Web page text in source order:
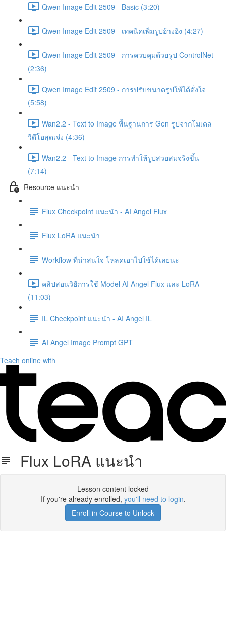
Qwen Image Edit 2509 - Basic (3:20)
Qwen Image Edit 2509 - เทคนิคเพิ่มรูปอ้างอิง (4:27)
Qwen Image Edit 2509 - การควบคุมด้วยรูป ControlNet
(2:36)
Qwen Image Edit 2509 - การปรับขนาดรูปให้ได้ดั่งใจ
(5:58)
Wan2.2 - Text to Image พื้นฐานการ Gen รูปจากโมเดล
วีดีโอสุดเจ๋ง (4:36)
Wan2.2 - Text to Image การทำให้รูปสวยสมจริงขึ้น
(7:14)
Resource แนะนำ
Flux Checkpoint แนะนำ - AI Angel Flux
Flux LoRA แนะนำ
Workflow ที่น่าสนใจ โหลดเอาไปใช้ได้เลยนะ
คลิปสอนวิธีการใช้ Model AI Angel Flux และ LoRA
(11:03)
IL Checkpoint แนะนำ - AI Angel IL
AI Angel Image Prompt GPT
Teach online with
Flux LoRA แนะนำ
Lesson content locked
If you're already enrolled, you'll need to login.
Enroll in Course to Unlock